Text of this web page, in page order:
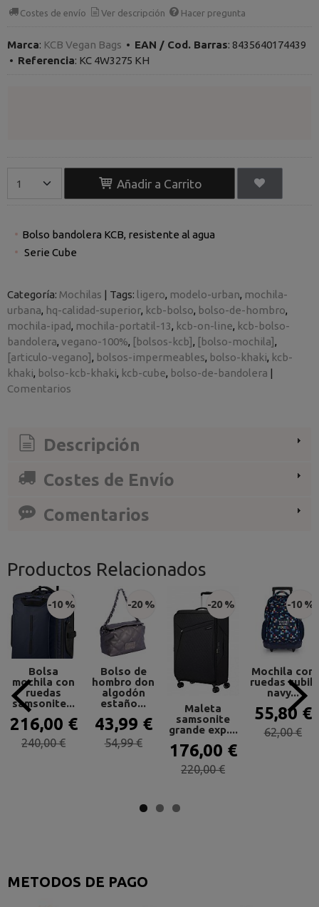
METODOS DE PAGO
Costes de envío Ver descripción Hacer pregunta
Marca: KCB Vegan Bags • EAN / Cod. Barras: 8435640174439
• Referencia: KC 4W3275 KH
Añadir a Carrito
Bolso bandolera KCB, resistente al agua
Serie Cube
Categoría: Mochilas | Tags: ligero modelo-urban mochila-
urbana hq-calidad-superior kcb-bolso bolso-de-hombro
mochila-ipad mochila-portatil-13 kcb-on-line kcb-bolso-
bandolera vegano-100% [bolsos-kcb]
[bolso-mochila]
[articulo-vegano]
bolsos-impermeables bolso-khaki kcb-
khaki bolso-kcb-khaki kcb-cube bolso-de-bandolera |
Comentarios
Descripción
Costes de Envío
Comentarios
Productos Relacionados
-10 %
Bolsa
mochila con
ruedas
samsonite...
216,00 €
240,00 €
-20 %
Bolso de
hombro don
algodón
estaño...
43,99 €
54,99 €
-20 %
Maleta
samsonite
grande exp....
176,00 €
220,00 €
-10 %
Mochila con
ruedas cubik
navy...
55,80 €
62,00 €